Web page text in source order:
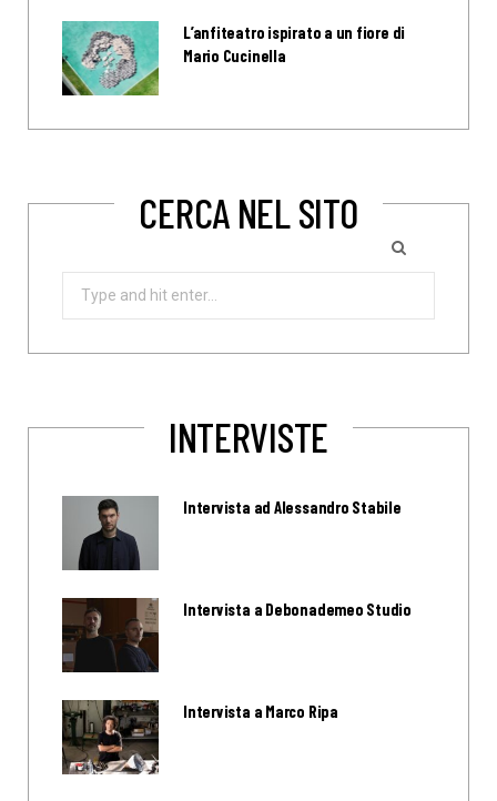
L’anfiteatro ispirato a un fiore di
Mario Cucinella
CERCA NEL SITO
Search
INTERVISTE
Intervista ad Alessandro Stabile
Intervista a Debonademeo Studio
Intervista a Marco Ripa